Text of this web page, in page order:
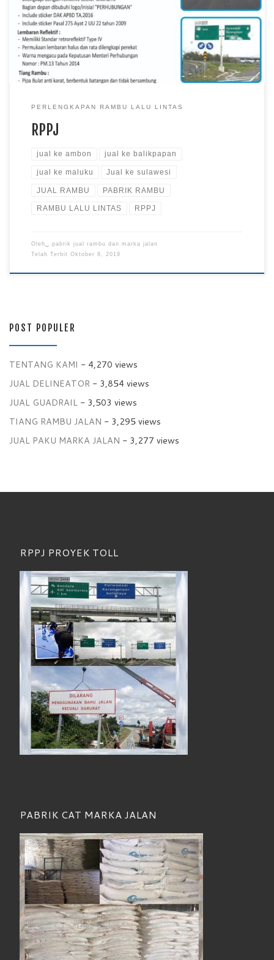
tentang arah yang harus ditempuh atau letak kota yang akan
dituju lengkap dengan nama dan arah letak itu berada.
Spesifikasi : Bahan Plat Alumunium tebal 1,2 mm, […]
PERLENGKAPAN RAMBU LALU LINTAS
RPPJ
jual ke ambon jual ke balikpapan
jual ke maluku Jual ke sulawesi
JUAL RAMBU PABRIK RAMBU
RAMBU LALU LINTAS RPPJ
Oleh␣ pabrik jual rambu dan marka jalan
Telah Terbit Oktober 8, 2019
POST POPULER
TENTANG KAMI - 4,270 views
JUAL DELINEATOR - 3,854 views
JUAL GUADRAIL - 3,503 views
TIANG RAMBU JALAN - 3,295 views
JUAL PAKU MARKA JALAN - 3,277 views
RPPJ PROYEK TOLL
PABRIK CAT MARKA JALAN